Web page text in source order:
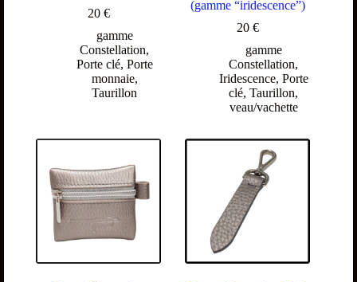
20 €
gamme
Constellation,
Porte clé, Porte
monnaie,
Taurillon
(gamme “iridescence”)
20 €
gamme
Constellation,
Iridescence, Porte
clé,Taurillon,
veau/vachette